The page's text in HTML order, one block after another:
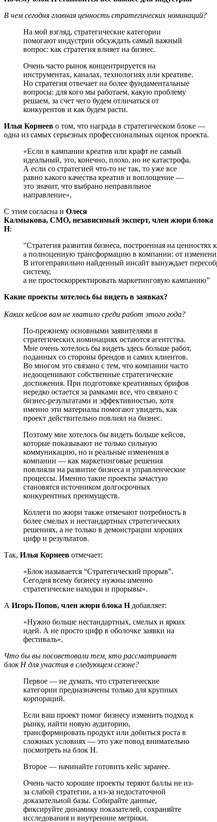
В чем сегодня главная ценность стратегических номинаций?
На мой взгляд, стратегические категории
помогают индустрии обсуждать самый важный
вопрос: как стратегия влияет на бизнес.
Очень часто рынок концентрируется на
инструментах, каналах, технологиях или креативе.
Но стратегия отвечает на более фундаментальные
вопросы: для кого мы работаем, какую проблему
решаем, за счет чего будем отличаться от
конкурентов и как будем расти.
Илья Корнеев о том, что награда в стратегическом блоке —
одна из самых серьезных профессиональных оценок проекта.
«Если в кампании креатив или крафт не самый
идеальный, это, конечно, плохо, но не катастрофа.
А если со стратегией что-то не так, то уже все
равно какого качества креатив и воплощение —
это значит, что выбрано неправильное
направление».
С этим согласна и Олеся
Калмыкова, СМО, независимый эксперт, член жюри блока
H:
"Стратегия развития бизнеса, построенная на
а полноценную трансформацию в компании: от
В итогеправильно найденный инсайт вынуждает
систему,
а не простоскорректировать маркетинговую кампанию”
Какие проекты хотелось бы видеть в заявках?
Каких кейсов вам не хватило среди работ этого года?
По-прежнему основными заявителями в
стратегических номинациях остаются агентства.
Мне очень хотелось бы видеть здесь больше работ,
поданных со стороны брендов и самих клиентов.
Во многом это связано с тем, что компании часто
недооценивают собственные стратегические
достижения. При подготовке креативных брифов
нередко остается за рамками все, что связано с
бизнес-результатами и эффективностью, хотя
именно эти материалы помогают увидеть, как
проект действительно повлиял на бизнес.
Поэтому мне хотелось бы видеть больше кейсов,
которые показывают не только сильную
коммуникацию, но и реальные изменения в
компании — как маркетинговые решения
повлияли на развитие бизнеса и управленческие
процессы. Именно такие проекты зачастую
становятся источником долгосрочных
конкурентных преимуществ.
Коллеги по жюри также отмечают потребность в
более смелых и нестандартных стратегических
решениях, а не только в демонстрации хороших
цифр и результатов.
Так, Илья Корнеев отмечает:
«Блок называется “Стратегический прорыв”.
Сегодня всему бизнесу нужны именно
стратегические находки и прорывы».
А Игорь Попов, член жюри блока Hдобавляет:
«Нужно больше нестандартных, смелых и ярких
идей. А не просто цифр в оболочке заявки на
фестиваль».
Что бы вы посоветовали тем, кто рассматривает
блок H для участия в следующем сезоне?
Первое — не думать, что стратегические
категории предназначены только для крупных
корпораций.
Если ваш проект помог бизнесу изменить подход к
рынку, найти новую аудиторию,
трансформировать продукт или добиться роста в
сложных условиях — это уже повод внимательно
посмотреть на блок H.
Второе — начинайте готовить кейс заранее.
Очень часто хорошие проекты теряют баллы не из-
за слабой стратегии, а из-за недостаточной
доказательной базы. Собирайте данные,
фиксируйте динамику показателей, сохраняйте
исследования и внутренние метрики.